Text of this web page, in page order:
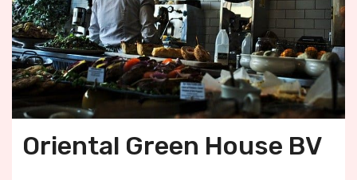
Oriental Green House BV